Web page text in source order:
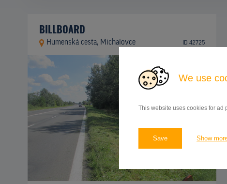
We use
This website uses cookies for ad
Save Show
BILLBOARD
Humenská cesta, Michalovce ID 42725